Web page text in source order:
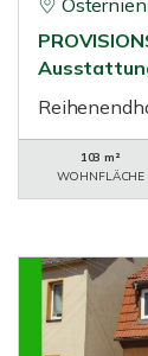
103 m²
WOHNFLÄCHE